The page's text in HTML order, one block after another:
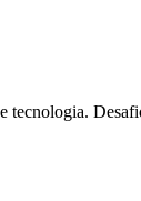
tecnologia.